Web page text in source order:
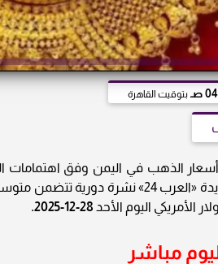
صـ بتوقيت القاهرة
الذهب في اليمن وفق اهتمامات
القارئ العزيز من جماهير جريدة
الأمريكي اليوم الأحد 28-12-2025.
مباشر